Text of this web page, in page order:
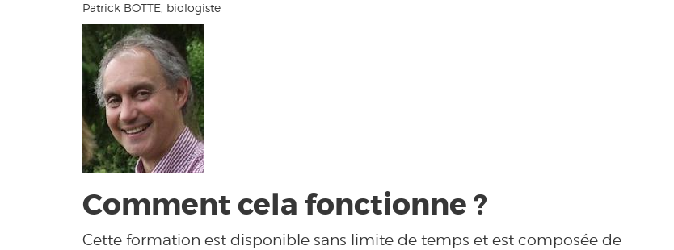
Patrick BOTTE, biologiste
Comment cela fonctionne ?
Cette formation est disponible sans limite de temps et est composée de